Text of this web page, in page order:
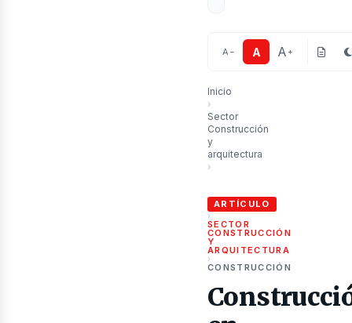
A − A A +
Inicio
›
Sector
Construcción
y
arquitectura
›
ARTÍCULO
›
SECTOR
CONSTRUCCIÓN
Y
ARQUITECTURA
›
CONSTRUCCIÓN